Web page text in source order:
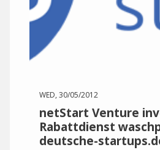
WED, 30/05/2012
netStart Venture
Rabattdienst
deutsche-